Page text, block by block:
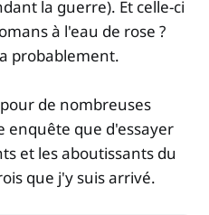
la guerre). Et celle-ci
à l'eau de rose ?
probablement.
de nombreuses
enquête que d'essayer
et les aboutissants du
que j'y suis arrivé.